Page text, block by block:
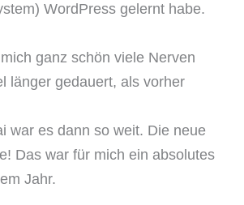
WordPress gelernt habe.
ganz schön viele Nerven
länger gedauert, als vorher
war es dann so weit. Die neue
Das war für mich ein absolutes
Jahr.